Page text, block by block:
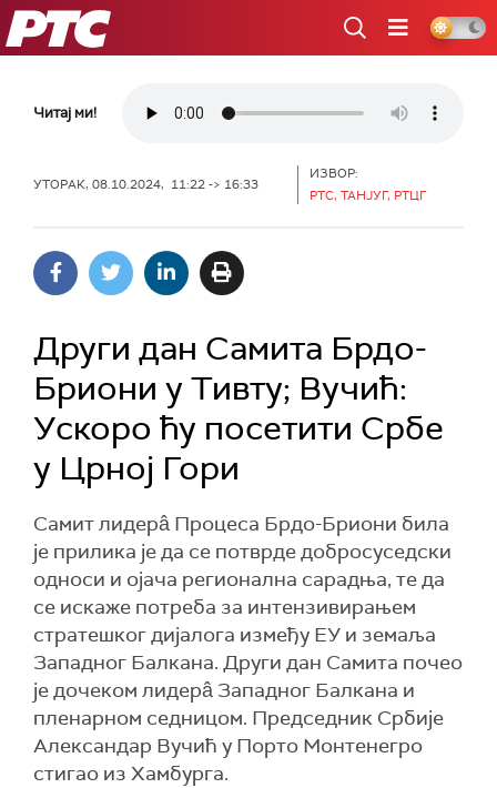
РТС
Читај ми!
УТОРАК, 08.10.2024, 11:22 -> 16:33
ИЗВОР:
РТС, ТАНЈУГ, РТЦГ
Други дан Самита Брдо-
Бриони у Тивту; Вучић:
Ускоро ћу посетити Србе
у Црној Гори
Самит лидерâ Процеса Брдо-Бриони била
је прилика је да се потврде добросуседски
односи и ојача регионална сарадња, те да
се искаже потреба за интензивирањем
стратешког дијалога између ЕУ и земаља
Западног Балкана. Други дан Самита почео
је дочеком лидерâ Западног Балкана и
пленарном седницом. Председник Србије
Александар Вучић у Порто Монтенегро
стигао из Хамбурга.